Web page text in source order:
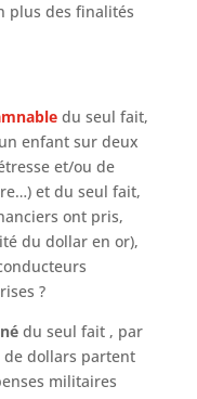
plus des finalités
du seul fait,
enfant sur deux
et/ou de
et du seul fait,
ont pris,
du dollar en or),
?
du seul fait , par
dollars partent
militaires